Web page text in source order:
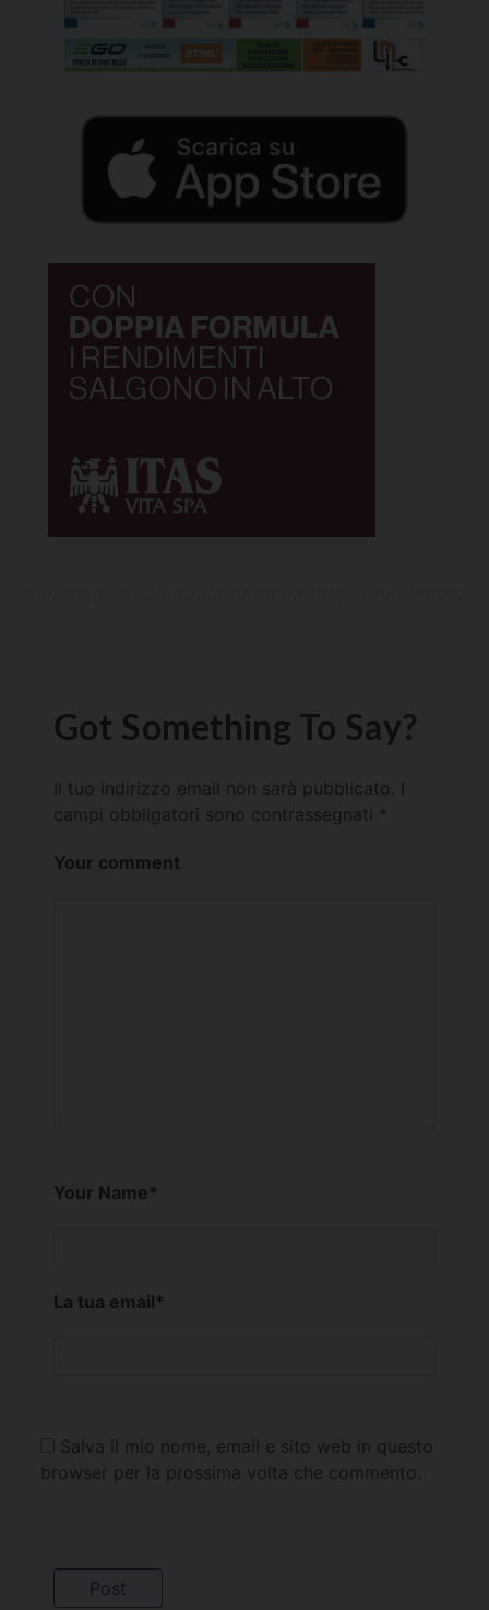
Got Something To Say?
Il tuo indirizzo email non sarà pubblicato.
campi obbligatori sono contrassegnati *
Your comment
Your Name*
La tua email*
Salva il mio nome, email e sito web in questo
browser per la prossima volta che commento.